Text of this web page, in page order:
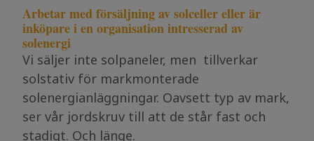
Arbetar med försäljning av solceller eller är
inköpare i en organisation intresserad av
solenergi
Vi säljer inte solpaneler, men tillverkar
solstativ för markmonterade
solenergianläggningar. Oavsett typ av mark,
ser vår jordskruv till att de står fast och
stadigt. Och länge.